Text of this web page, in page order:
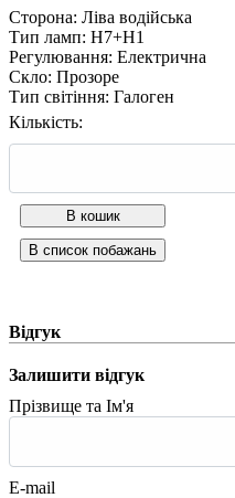
Сторона: Ліва водійська
Тип ламп: H7+H1
Регулювання: Електрична
Скло: Прозоре
Тип світіння: Галоген
Кількість:
Відгук
Залишити відгук
Прізвище та Ім'я
E-mail